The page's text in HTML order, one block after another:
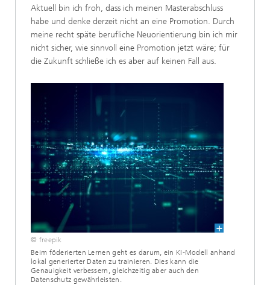
Aktuell bin ich froh, dass ich meinen Masterabschluss
habe und denke derzeit nicht an eine Promotion. Durch
meine recht späte berufliche Neuorientierung bin ich mir
nicht sicher, wie sinnvoll eine Promotion jetzt wäre; für
die Zukunft schließe ich es aber auf keinen Fall aus.
© freepik
Beim föderierten Lernen geht es darum, ein KI-Modell anhand
lokal generierter Daten zu trainieren. Dies kann die
Genauigkeit verbessern, gleichzeitig aber auch den
Datenschutz gewährleisten.